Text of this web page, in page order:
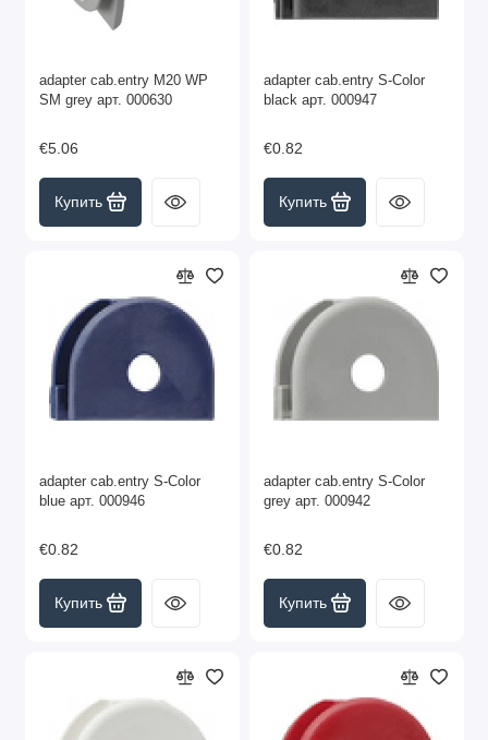
adapter cab.entry M20 WP
SM grey арт. 000630
€5.06
Купить
adapter cab.entry S-Color
black арт. 000947
€0.82
Купить
adapter cab.entry S-Color
blue арт. 000946
€0.82
Купить
adapter cab.entry S-Color
grey арт. 000942
€0.82
Купить